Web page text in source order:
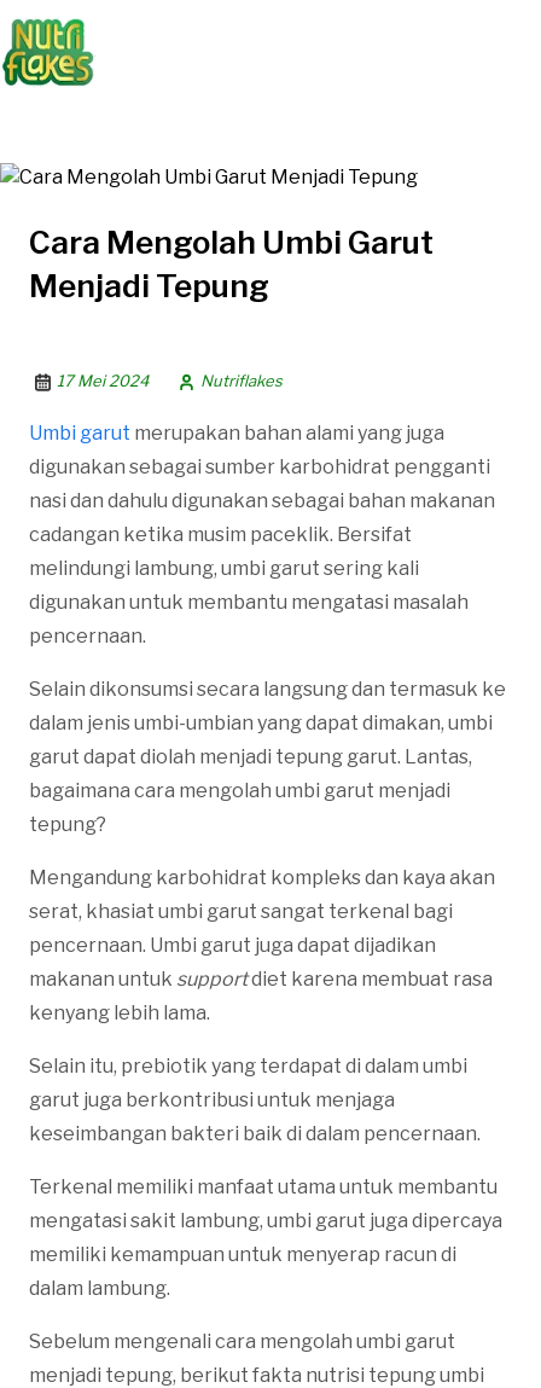
Cara Mengolah Umbi Garut
Menjadi Tepung
17 Mei 2024 Nutriflakes
Umbi garut merupakan bahan alami yang juga
digunakan sebagai sumber karbohidrat pengganti
nasi dan dahulu digunakan sebagai bahan makanan
cadangan ketika musim paceklik. Bersifat
melindungi lambung, umbi garut sering kali
digunakan untuk membantu mengatasi masalah
pencernaan.
Selain dikonsumsi secara langsung dan termasuk ke
dalam jenis umbi-umbian yang dapat dimakan, umbi
garut dapat diolah menjadi tepung garut. Lantas,
bagaimana cara mengolah umbi garut menjadi
tepung?
Mengandung karbohidrat kompleks dan kaya akan
serat, khasiat umbi garut sangat terkenal bagi
pencernaan. Umbi garut juga dapat dijadikan
makanan untuk supportdiet karena membuat rasa
kenyang lebih lama.
Selain itu, prebiotik yang terdapat di dalam umbi
garut juga berkontribusi untuk menjaga
keseimbangan bakteri baik di dalam pencernaan.
Terkenal memiliki manfaat utama untuk membantu
mengatasi sakit lambung, umbi garut juga dipercaya
memiliki kemampuan untuk menyerap racun di
dalam lambung.
Sebelum mengenali cara mengolah umbi garut
menjadi tepung, berikut fakta nutrisi tepung umbi